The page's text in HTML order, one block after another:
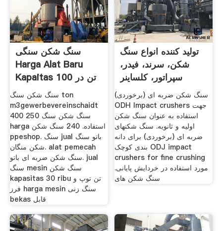
سنگ شکن سنگی
Harga Alat Baru
Kapaitas 100 تن در
هر مربا
سنگ شکن سنگ ton
m3gewerbevereinschaidt
سنگ شکن سنگ 250 400
harga استفاده. 240 سنگ شکن
ppeshop. سنگ jual باتو سنگ
شکن منگان. alat pemecah
سنگ شکن ضربه ای باتو. jual
سنگ mesin سنگ شکن
kapasitas 30 ribu تن توپ و
فرز harga mesin سنگ زنی
bekas قابل
تولید کننده انواع سنگ
شکن، سرند، فیدر،
سپراتور، کلساینر
سنگ شکن ضربه ای (برخوردی)
ODH Impact crushers جهت
استفاده به عنوان سنگ شکن
اولیه و ثانویه. سنگ شکنهای
ضربه ای (برخوردی) برای دانه
بندی کوچک ODJ impact
crushers for fine crushing
مورد استفاده در خردایش پایانی.
سنگ شکن های